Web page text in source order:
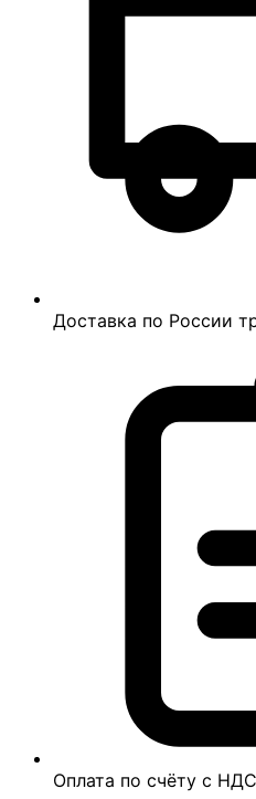
Доставка по России
Оплата по счёту с